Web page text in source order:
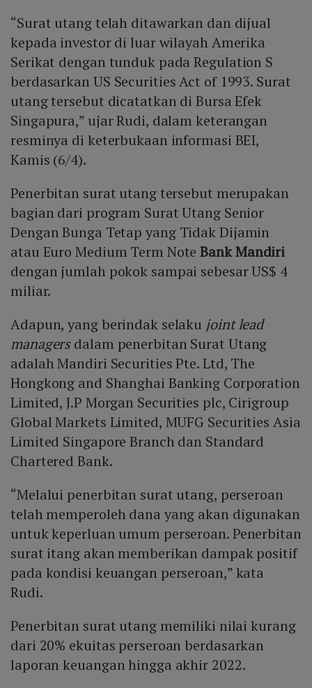
“Surat utang telah ditawarkan dan dijual
kepada investor di luar wilayah Amerika
Serikat dengan tunduk pada Regulation S
berdasarkan US Securities Act of 1993. Surat
utang tersebut dicatatkan di Bursa Efek
Singapura,” ujar Rudi, dalam keterangan
resminya di keterbukaan informasi BEI,
Kamis (6/4).
Penerbitan surat utang tersebut merupakan
bagian dari program Surat Utang Senior
Dengan Bunga Tetap yang Tidak Dijamin
atau Euro Medium Term NoteBank Mandiri
dengan jumlah pokok sampai sebesar US$ 4
miliar.
Adapun, yang berindak selaku joint lead
managersdalam penerbitan Surat Utang
adalah Mandiri Securities Pte. Ltd, The
Hongkong and Shanghai Banking Corporation
Limited, J.P Morgan Securities plc, Cirigroup
Global Markets Limited, MUFG Securities Asia
Limited Singapore Branch dan Standard
Chartered Bank.
“Melalui penerbitan surat utang, perseroan
telah memperoleh dana yang akan digunakan
untuk keperluan umum perseroan. Penerbitan
surat itang akan memberikan dampak positif
pada kondisi keuangan perseroan,” kata
Rudi.
Penerbitan surat utang memiliki nilai kurang
dari 20% ekuitas perseroan berdasarkan
laporan keuangan hingga akhir 2022.